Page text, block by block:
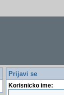
Prijavi se
Korisnicko ime: